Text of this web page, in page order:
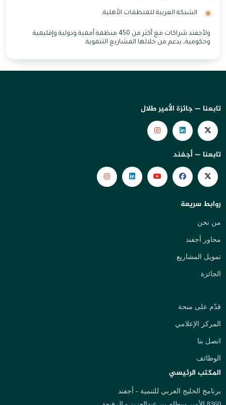
الشبكة العربية للمنظمات الأهلية.
ولأجفند شراكات مع أكثر من 450 منظمة أممية ودولية وإقليمية
وحكومية، يدعم من خلالها المشاريع التنموية.
تابعنا — جائزة الأمير طلال
تابعنا — أجفند
روابط سريعة
من نحن
محاور أجفند
تمويل المشاريع
الجائزة
قدّم على منحة
المركز الإعلامي
اتصل بنا
الوظائف
المكتب الرئيسي
برنامج الخليج العربي للتنمية - أجفند